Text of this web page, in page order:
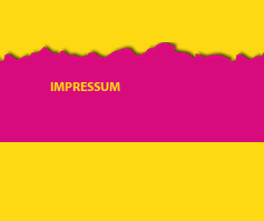
IMPRESSUM